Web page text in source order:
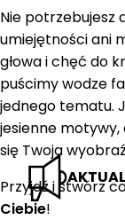
Nie potrzebujesz
umiejętności ani
głowa i chęć do
puścimy wodze
jednego tematu.
jesienne
się Twoja
Przyjdź i stwórz
Ciebie!